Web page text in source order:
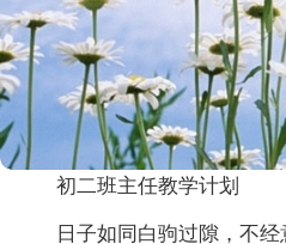
初二班主任教学计划
日子如同白驹过隙，不